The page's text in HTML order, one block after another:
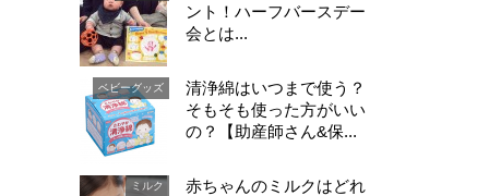
ント！ハーフバースデー
会とは...
ベビーグッズ
清浄綿はいつまで使う？
そもそも使った方がいい
の？【助産師さん&保...
ミルク
赤ちゃんのミルクはどれ